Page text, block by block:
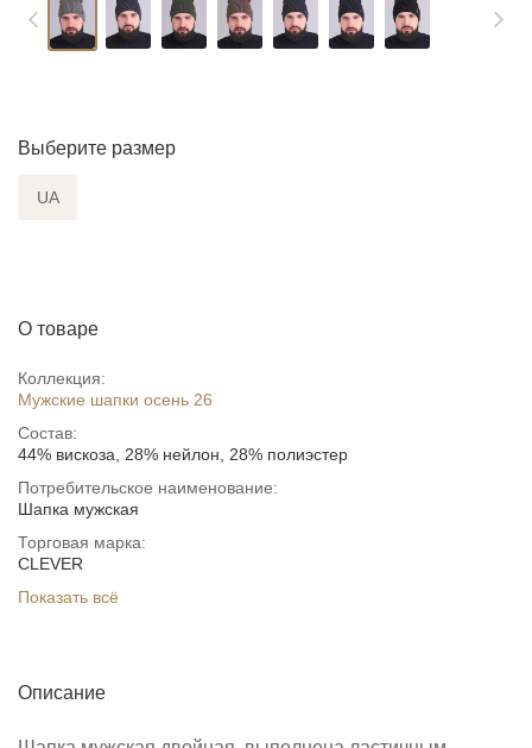
Выберите размер
UA
О товаре
Коллекция:
Мужские шапки осень 26
Состав:
44% вискоза, 28% нейлон, 28% полиэстер
Потребительское наименование:
Шапка мужская
Торговая марка:
CLEVER
Показать всё
Описание